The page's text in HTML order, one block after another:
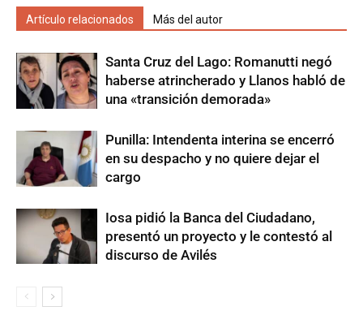
Artículo relacionados Más del autor
Santa Cruz del Lago: Romanutti negó
haberse atrincherado y Llanos habló de
una «transición demorada»
Punilla: Intendenta interina se encerró
en su despacho y no quiere dejar el
cargo
Iosa pidió la Banca del Ciudadano,
presentó un proyecto y le contestó al
discurso de Avilés